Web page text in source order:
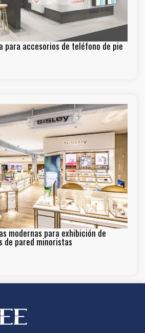
para accesorios de teléfono de pie
modernas para exhibición de
de pared minoristas